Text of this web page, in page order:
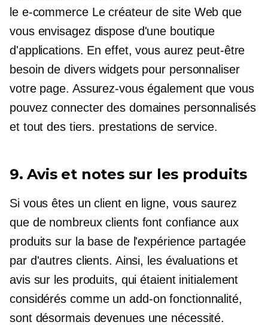
le e-commerceLe créateur de site Web que
vous envisagez dispose d'une boutique
d'applications. En effet, vous aurez peut-être
besoin de divers widgets pour personnaliser
votre page. Assurez-vous également que vous
pouvez connecter des domaines personnalisés
et toutdes tiers. prestations de service.
9. Avis et notes sur les produits
Si vous êtes un client en ligne, vous saurez
que de nombreux clients font confiance aux
produits sur la base de l'expérience partagée
par d'autres clients. Ainsi, les évaluations et
avis sur les produits, qui étaient initialement
considérés comme un add-on fonctionnalité,
sont désormais devenues une nécessité.